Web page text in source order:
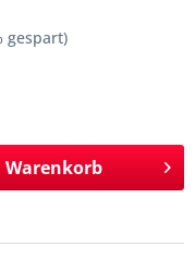
gespart)
Warenkorb